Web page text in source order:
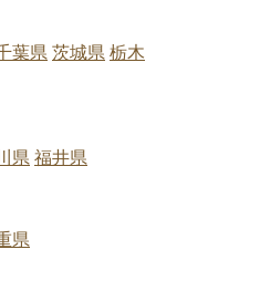
葉県 茨城県 栃木
県 福井県
県